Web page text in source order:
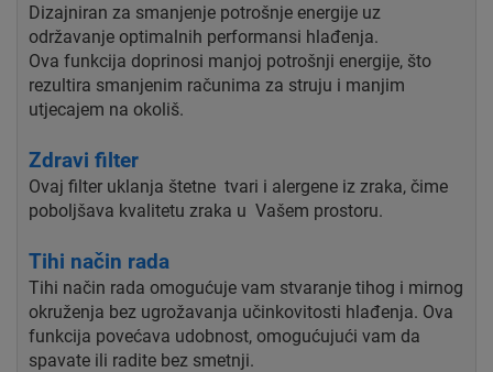
Dizajniran za smanjenje potrošnje energije uz
održavanje optimalnih performansi hlađenja.
Ova funkcija doprinosi manjoj potrošnji energije, što
rezultira smanjenim računima za struju i manjim
utjecajem na okoliš.
Zdravi filter
Ovaj filter uklanja štetne tvari i alergene iz zraka, čime
poboljšava kvalitetu zraka u Vašem prostoru.
Tihi način rada
Tihi način rada omogućuje vam stvaranje tihog i mirnog
okruženja bez ugrožavanja učinkovitosti hlađenja. Ova
funkcija povećava udobnost, omogućujući vam da
spavate ili radite bez smetnji.